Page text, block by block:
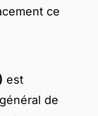
ce
est
de